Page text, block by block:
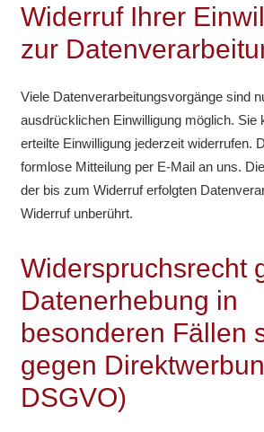
Widerruf Ihrer
zur
Viele Datenverarbeitungsvorgänge sind
ausdrücklichen Einwilligung möglich. Sie
erteilte Einwilligung jederzeit widerrufen.
formlose Mitteilung per E-Mail an uns.
der bis zum Widerruf erfolgten
Widerruf unberührt.
Widerspruchsrecht
Datenerhebung in
besonderen Fällen
gegen
DSGVO)